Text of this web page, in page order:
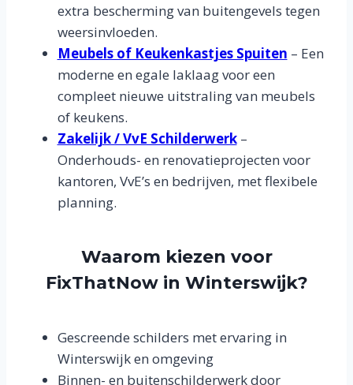
extra bescherming van buitengevels tegen
weersinvloeden.
Meubels of Keukenkastjes Spuiten – Een
moderne en egale laklaag voor een
compleet nieuwe uitstraling van meubels
of keukens.
Zakelijk / VvE Schilderwerk–
Onderhouds- en renovatieprojecten voor
kantoren, VvE’s en bedrijven, met flexibele
planning.
Waarom kiezen voor
FixThatNow in Winterswijk?
Gescreende schilders met ervaring in
Winterswijk en omgeving
Binnen- en buitenschilderwerk door